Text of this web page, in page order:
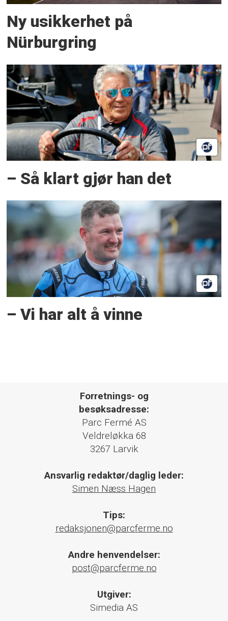
Ny usikkerhet på
Nürburgring
– Så klart gjør han det
– Vi har alt å vinne
Forretnings- og
besøksadresse:
Parc Fermé AS
Veldreløkka 68
3267 Larvik
Ansvarlig redaktør/daglig leder:
Simen Næss Hagen
Tips:
redaksjonen@parcferme.no
Andre henvendelser:
post@parcferme.no
Utgiver:
Simedia AS